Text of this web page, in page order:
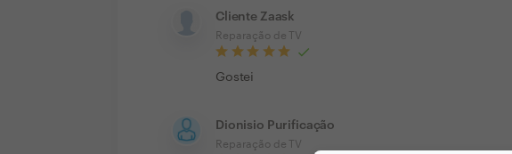
Cliente Zaask
Reparação de TV
Gostei
Dionisio Purificação
Reparação de TV